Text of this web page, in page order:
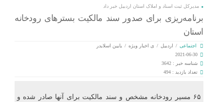
مدیرکل ثبت اسناد و املاک استان اردبیل خبر داد
برنامه‌ریزی برای صدور سند مالکیت بسترهای رودخانه
استان
اجتماعی / اردبیل / ی اخبار ویژه / یایین اسلایدر
2021-06-30
شناسه خبر : 3642
تعداد بازدید : 494
۶۵ مسیر رودخانه مشخص و سند مالکیت برای آنها صادر شده و